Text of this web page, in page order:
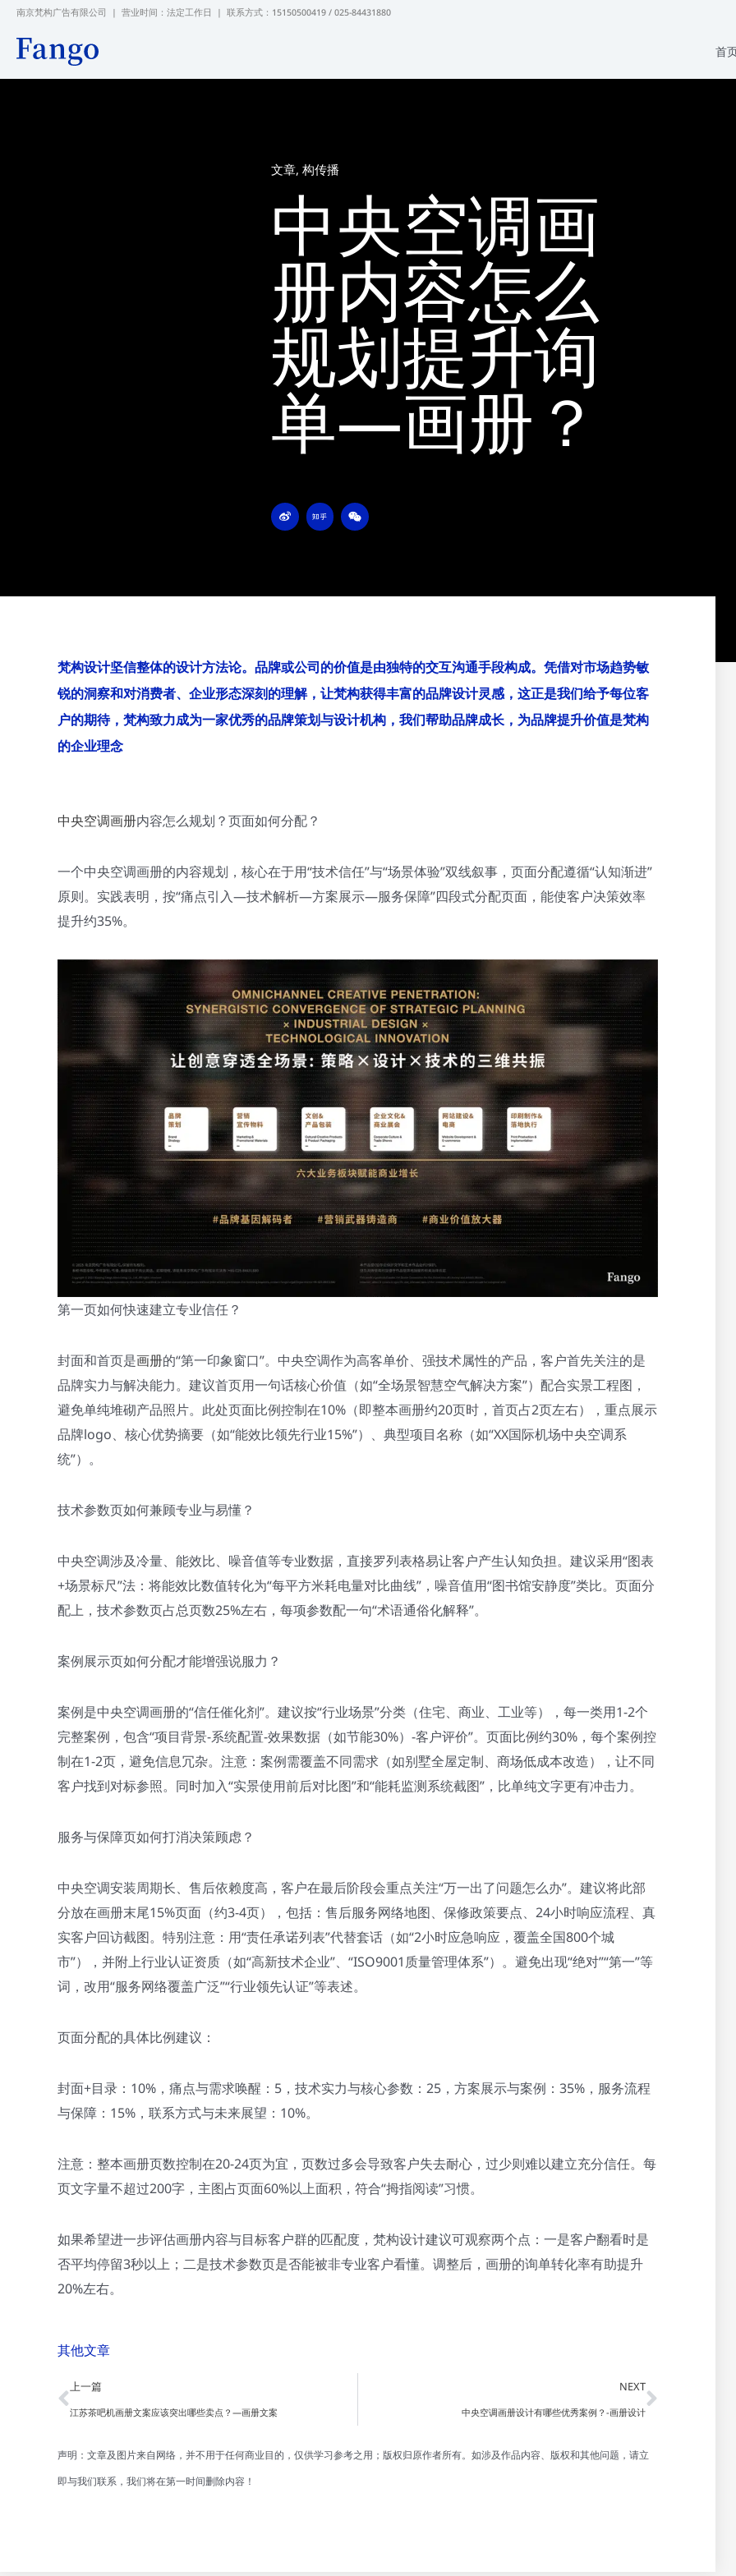
南京梵构广告有限公司 | 营业时间：法定工作日 | 联系方式：15150500419 / 025-84431880
首
文章, 构传播
中央空调画
册内容怎么
规划提升询
单—画册？
W
e
i
Z
h
i
W
e
i
梵构设计坚信整体的设计方法论。品牌或公司的价值是由独特的交互沟通手段构成。凭借对市场趋势敏
锐的洞察和对消费者、企业形态深刻的理解，让梵构获得丰富的品牌设计灵感，这正是我们给予每位客
户的期待，梵构致力成为一家优秀的品牌策划与设计机构，我们帮助品牌成长，为品牌提升价值是梵构
的企业理念
中央空调画册内容怎么规划？页面如何分配？
一个中央空调画册的内容规划，核心在于用“技术信任”与“场景体验”双线叙事，页面分配遵循“认知渐进”
原则。实践表明，按“痛点引入—技术解析—方案展示—服务保障”四段式分配页面，能使客户决策效率
提升约35%。
第一页如何快速建立专业信任？
封面和首页是画册的“第一印象窗口”。中央空调作为高客单价、强技术属性的产品，客户首先关注的是
品牌实力与解决能力。建议首页用一句话核心价值（如“全场景智慧空气解决方案”）配合实景工程图，
避免单纯堆砌产品照片。此处页面比例控制在10%（即整本画册约20页时，首页占2页左右），重点展示
品牌logo、核心优势摘要（如“能效比领先行业15%”）、典型项目名称（如“XX国际机场中央空调系
统”）。
技术参数页如何兼顾专业与易懂？
中央空调涉及冷量、能效比、噪音值等专业数据，直接罗列表格易让客户产生认知负担。建议采用“图表
+场景标尺”法：将能效比数值转化为“每平方米耗电量对比曲线”，噪音值用“图书馆安静度”类比。页面分
配上，技术参数页占总页数25%左右，每项参数配一句“术语通俗化解释”。
案例展示页如何分配才能增强说服力？
案例是中央空调画册的“信任催化剂”。建议按“行业场景”分类（住宅、商业、工业等），每一类用1-2个
完整案例，包含“项目背景-系统配置-效果数据（如节能30%）-客户评价”。页面比例约30%，每个案例控
制在1-2页，避免信息冗杂。注意：案例需覆盖不同需求（如别墅全屋定制、商场低成本改造），让不同
客户找到对标参照。同时加入“实景使用前后对比图”和“能耗监测系统截图”，比单纯文字更有冲击力。
服务与保障页如何打消决策顾虑？
中央空调安装周期长、售后依赖度高，客户在最后阶段会重点关注“万一出了问题怎么办”。建议将此部
分放在画册末尾15%页面（约3-4页），包括：售后服务网络地图、保修政策要点、24小时响应流程、真
实客户回访截图。特别注意：用“责任承诺列表”代替套话（如“2小时应急响应，覆盖全国800个城
市”），并附上行业认证资质（如“高新技术企业”、“ISO9001质量管理体系”）。避免出现“绝对”“第一”等
词，改用“服务网络覆盖广泛”“行业领先认证”等表述。
页面分配的具体比例建议：
封面+目录：10%，痛点与需求唤醒：5，技术实力与核心参数：25，方案展示与案例：35%，服务流程
与保障：15%，联系方式与未来展望：10%。
注意：整本画册页数控制在20-24页为宜，页数过多会导致客户失去耐心，过少则难以建立充分信任。每
页文字量不超过200字，主图占页面60%以上面积，符合“拇指阅读”习惯。
如果希望进一步评估画册内容与目标客户群的匹配度，梵构设计建议可观察两个点：一是客户翻看时是
否平均停留3秒以上；二是技术参数页是否能被非专业客户看懂。调整后，画册的询单转化率有助提升
20%左右。
其他文章
Prev
上一篇
江苏茶吧机画册文案应该突出哪些卖点？—画册文案
NEXT
中央空调画册设计有哪些优秀案例？-画册设计
Next
声明：文章及图片来自网络，并不用于任何商业目的，仅供学习参考之用；版权归原作者所有。如涉及作品内容、版权和其他问题，请立
即与我们联系，我们将在第一时间删除内容！